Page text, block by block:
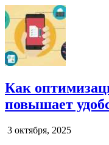
Как
повышает
3 октября, 2025